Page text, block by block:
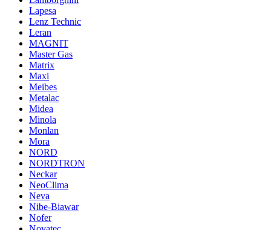
Lapesa
Lenz Technic
Leran
MAGNIT
Master Gas
Matrix
Maxi
Meibes
Metalac
Midea
Minola
Monlan
Mora
NORD
NORDTRON
Neckar
NeoClima
Neva
Nibe-Biawar
Nofer